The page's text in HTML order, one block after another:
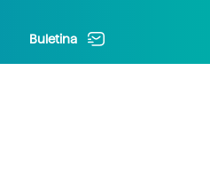
Buletina